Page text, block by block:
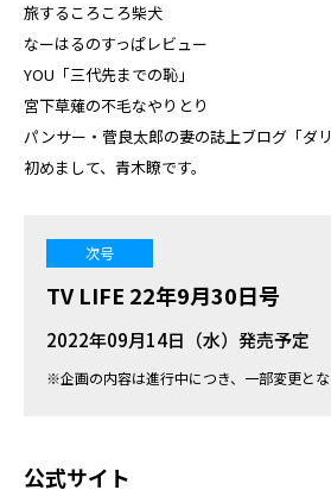
旅するころころ柴犬
なーはるのすっぱレビュー
YOU「三代先までの恥」
宮下草薙の不毛なやりとり
パンサー・菅良太郎の妻の誌上ブログ「ダリ
初めまして、青木瞭です。
次号
TV LIFE 22年9月30日号
2022年09月14日（水）発売予定
※企画の内容は進行中につき、一部変更と
公式サイト